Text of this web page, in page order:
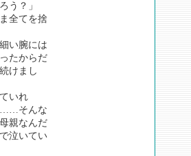
う？」
全てを捨
い腕には
たからだ
けまし
いれ
……そんな
親なんだ
泣いてい